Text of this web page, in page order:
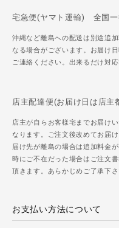
宅急便(ヤマト運輸) 全国一
沖縄など離島への配送は別途追
なる場合がございます。お届け
ご連絡ください。出来るだけ対
店主配達便(お届け日は店主
店主が自らお客様宅までお届け
なります。ご注文後改めてお届
届け先が離島の場合は追加料金
時にご不在だった場合はご注文
頂きます。あらかじめご了承下さ
お支払い方法について